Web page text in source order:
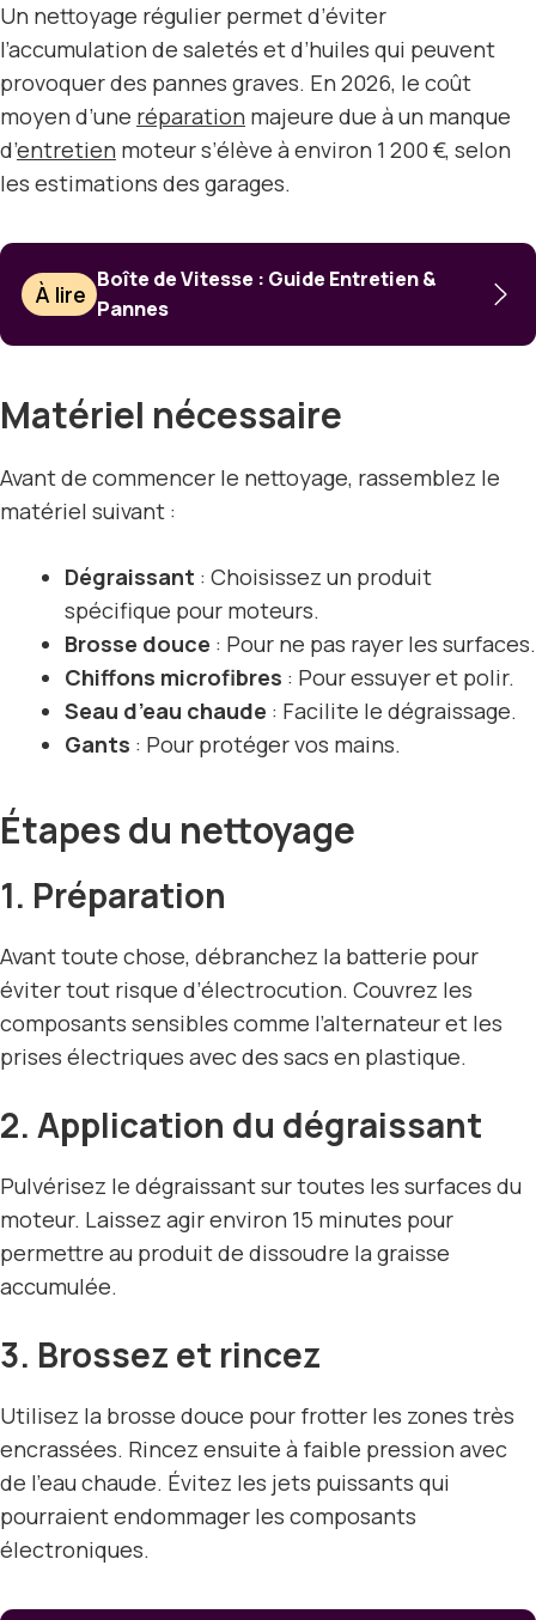
Un nettoyage régulier permet d’éviter
l’accumulation de saletés et d’huiles qui peuvent
provoquer des pannes graves. En 2026, le coût
moyen d’une réparation majeure due à un manque
d’entretien moteur s’élève à environ 1 200 €, selon
les estimations des garages.
À lire
Boîte de Vitesse : Guide Entretien &
Pannes
Matériel nécessaire
Avant de commencer le nettoyage, rassemblez le
matériel suivant :
Dégraissant : Choisissez un produit
spécifique pour moteurs.
Brosse douce : Pour ne pas rayer les surfaces.
Chiffons microfibres : Pour essuyer et polir.
Seau d’eau chaude : Facilite le dégraissage.
Gants : Pour protéger vos mains.
Étapes du nettoyage
1. Préparation
Avant toute chose, débranchez la batterie pour
éviter tout risque d’électrocution. Couvrez les
composants sensibles comme l’alternateur et les
prises électriques avec des sacs en plastique.
2. Application du dégraissant
Pulvérisez le dégraissant sur toutes les surfaces du
moteur. Laissez agir environ 15 minutes pour
permettre au produit de dissoudre la graisse
accumulée.
3. Brossez et rincez
Utilisez la brosse douce pour frotter les zones très
encrassées. Rincez ensuite à faible pression avec
de l’eau chaude. Évitez les jets puissants qui
pourraient endommager les composants
électroniques.